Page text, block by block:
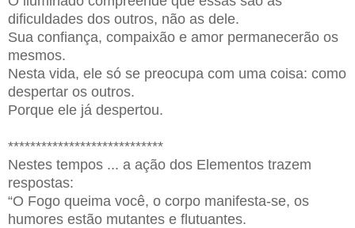
dificuldades dos outros, não as dele.
Sua confiança, compaixão e amor permanecerão os
mesmos.
Nesta vida, ele só se preocupa com uma coisa: como
despertar os outros.
Porque ele já despertou.
****************************
Nestes tempos ... a ação dos Elementos trazem
respostas:
“O Fogo queima você, o corpo manifesta-se, os
humores estão mutantes e flutuantes.